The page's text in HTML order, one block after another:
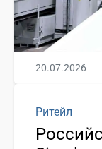
20.07.2026
Ритейл